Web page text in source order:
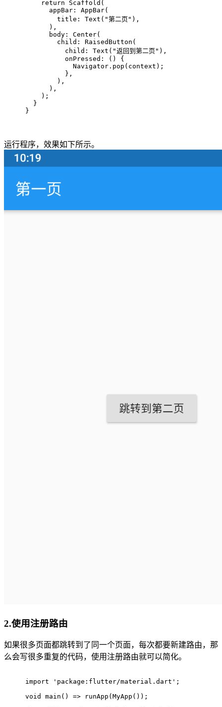
return Scaffold(
      appBar: AppBar(
        title: Text(
"第二页" ),
      ),
      body: Center(
        child: RaisedButton(
          child: Text(
"返回到第二页" ),
          onPressed: () {
            Navigator.pop(context);
          },
        ),
      ),
    );
  }
}
运行程序，效果如下所示。
2.使用注册路由
如果很多页面都跳转到了同一个页面，每次都要新建路由，那
么会写很多重复的代码，使用注册路由就可以简化。
import 'package:flutter/material.dart' ;
void
main ()
=> runApp(MyApp());